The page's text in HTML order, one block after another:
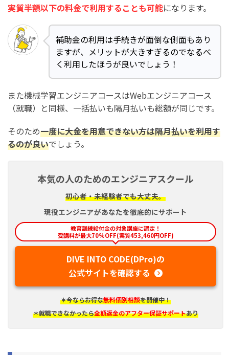
実質半額以下の料金で利用することも可能になります。
補助金の利用は手続きが面倒な側面もあり
ますが、メリットが大きすぎるのでなるべ
く利用したほうが良いでしょう！
また機械学習エンジニアコースはWebエンジニアコース
（就職）と同様、一括払いも隔月払いも総額が同じです。
そのため一度に大金を用意できない方は隔月払いを利用す
るのが良いでしょう。
本気の人のためのエンジニアスクール
初心者・未経験者でも大丈夫。
現役エンジニアがあなたを徹底的にサポート
教育訓練給付金の対象講座に認定！
受講料が最大70%OFF(実質453,460円OFF)
DIVE INTO CODE(DPro)の
公式サイトを確認する
＊今ならお得な無料個別相談を開催中！
＊就職できなかったら全額返金のアフター保証サポートあり